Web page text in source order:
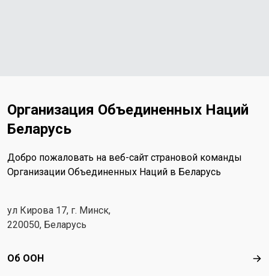
Организация Объединенных Наций
Беларусь
Добро пожаловать на веб-сайт страновой команды
Организации Объединенных Наций в Беларусь
ул Кирова 17, г. Минск,
220050, Беларусь
Footer menu
Об ООН Об